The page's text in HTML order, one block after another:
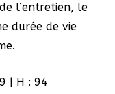
l’entretien, le
durée de vie
| H : 94